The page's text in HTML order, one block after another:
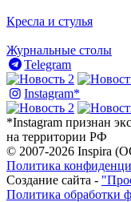
Кресла и стулья
Журнальные столы
Telegram
Instagram*
*Instagram признан
на территории РФ
© 2007-2026 Inspira
Политика
Создание сайта -
Политика обработки